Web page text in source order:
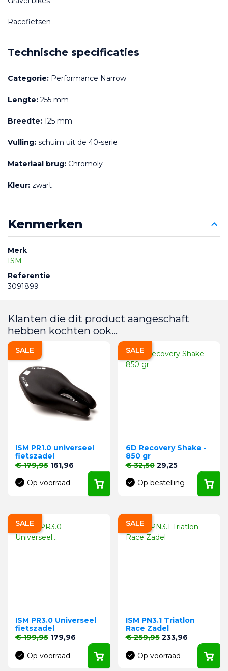
Racefietsen
Technische specificaties
Categorie: Performance Narrow
Lengte: 255 mm
Breedte: 125 mm
Vulling: schuim uit de 40-serie
Materiaal brug: Chromoly
Kleur: zwart
Kenmerken
Merk
ISM
Referentie
3091899
Klanten die dit product aangeschaft
hebben kochten ook...
ISM PR1.0 universeel
fietszadel
Normale prijs
€ 179,95 Prijs
161,96
Op voorraad
SALE
6D Recovery Shake -
850 gr
Normale prijs
€ 32,50 Prijs
29,25
Op bestelling
SALE
ISM PR3.0 Universeel
fietszadel
Normale prijs
€ 199,95 Prijs
179,96
Op voorraad
SALE
ISM PN3.1 Triatlon
Race Zadel
Normale prijs
€ 259,95 Prijs
233,96
Op voorraad
SALE